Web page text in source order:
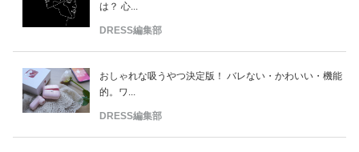
は？ 心...
DRESS編集部
おしゃれな吸うやつ決定版！ バレない・かわいい・機能
的。ワ...
DRESS編集部